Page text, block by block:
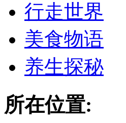
行走世界
美食物语
养生探秘
所在位置: